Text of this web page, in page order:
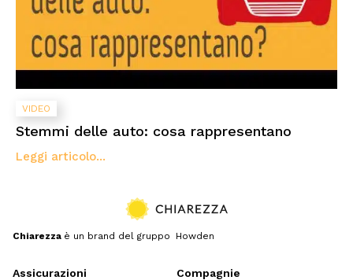
VIDEO
Stemmi delle auto: cosa rappresentano
Leggi articolo...
Chiarezza è un brand del gruppo Howden
Assicurazioni Compagnie